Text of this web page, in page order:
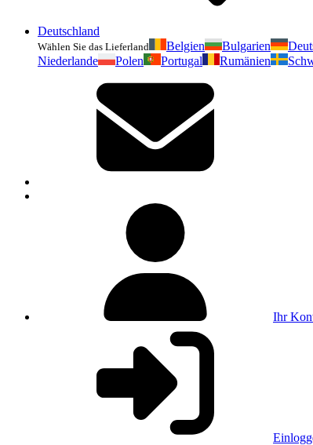
Deutschland
Wählen Sie das Lieferland Belgien Bulgarien
Niederlande
Polen Portugal Rumänien
Ihr